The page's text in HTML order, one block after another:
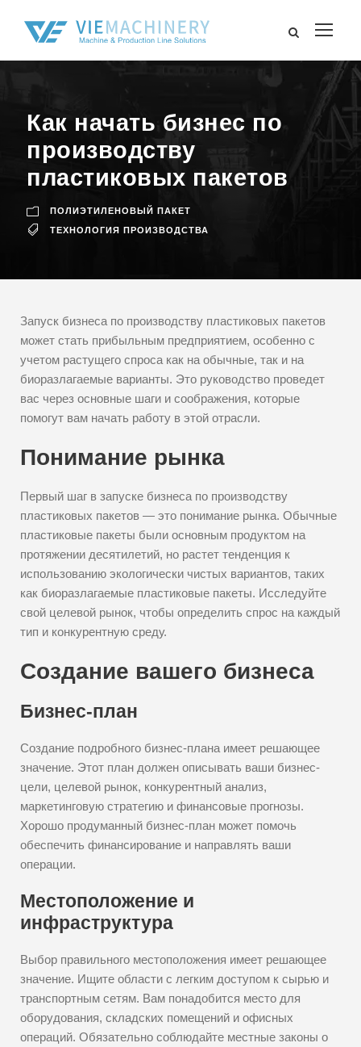
Как начать бизнес по
производству
пластиковых пакетов
ПОЛИЭТИЛЕНОВЫЙ ПАКЕТ
ТЕХНОЛОГИЯ ПРОИЗВОДСТВА
Запуск бизнеса по производству пластиковых пакетов
может стать прибыльным предприятием, особенно с
учетом растущего спроса как на обычные, так и на
биоразлагаемые варианты. Это руководство проведет
вас через основные шаги и соображения, которые
помогут вам начать работу в этой отрасли.
Понимание рынка
Первый шаг в запуске бизнеса по производству
пластиковых пакетов — это понимание рынка. Обычные
пластиковые пакеты были основным продуктом на
протяжении десятилетий, но растет тенденция к
использованию экологически чистых вариантов, таких
как биоразлагаемые пластиковые пакеты. Исследуйте
свой целевой рынок, чтобы определить спрос на каждый
тип и конкурентную среду.
Создание вашего бизнеса
Бизнес-план
Создание подробного бизнес-плана имеет решающее
значение. Этот план должен описывать ваши бизнес-
цели, целевой рынок, конкурентный анализ,
маркетинговую стратегию и финансовые прогнозы.
Хорошо продуманный бизнес-план может помочь
обеспечить финансирование и направлять ваши
операции.
Местоположение и
инфраструктура
Выбор правильного местоположения имеет решающее
значение. Ищите области с легким доступом к сырью и
транспортным сетям. Вам понадобится место для
оборудования, складских помещений и офисных
операций. Обязательно соблюдайте местные законы о